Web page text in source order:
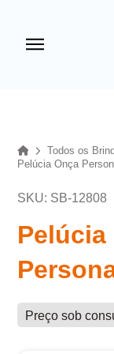
HomeTodos os
Pelúcia Onça
SKU: SB-12808
Pelúcia
Preço sob